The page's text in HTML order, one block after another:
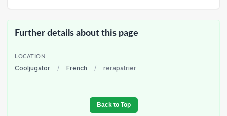
Further details about this page
LOCATION
Cooljugator / French / rerapatrier
Back to Top